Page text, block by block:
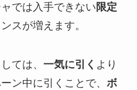
では入手できない 限定
スが増えます。
ては、 一気に引く より
ン中に引くことで、 ボ